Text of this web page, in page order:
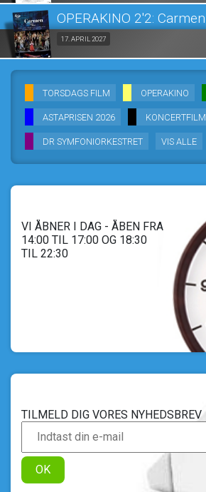
LÆS MERE
SE ALLE DAGE
LÆS MERE
OPERAKINO 2'2: Carmen
17. APRIL 2027
SE ALLE DAGE
LÆS MERE
TORSDAGS FILM OPERAKINO
ASTAPRISEN 2026 KONCERTFILM
DR SYMFONIORKESTRET VIS ALLE
VI ÅBNER I DAG - ÅBEN FRA
14:00 TIL 17:00 OG 18:30
TIL 22:30
TILMELD DIG VORES NYHEDSBREV
OK